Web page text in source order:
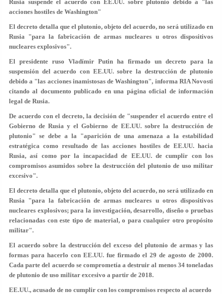
Rusia suspende el acuerdo con EE.UU. sobre plutonio debido a "las
acciones hostiles de Washington"
El decreto detalla que el plutonio, objeto del acuerdo, no será utilizado en
Rusia "para la fabricación de armas nucleares u otros dispositivos
nucleares explosivos".
El presidente ruso Vladímir Putin ha firmado un decreto para la
suspensión del acuerdo con EE.UU. sobre la destrucción de plutonio
debido a "las acciones inamistosas de Washington", informa RIA Novosti
citando al documento publicado en una página oficial de información
legal de Rusia.
De acuerdo con el decreto, la decisión de "suspender el acuerdo entre el
Gobierno de Rusia y el Gobierno de EE.UU. sobre la destrucción de
plutonio" se debe a la "aparición de una amenaza a la estabilidad
estratégica como resultado de las acciones hostiles de EE.UU. hacia
Rusia, así como por la incapacidad de EE.UU. de cumplir con los
compromisos asumidos sobre la destrucción del plutonio de uso militar
excesivo".
El decreto detalla que el plutonio, objeto del acuerdo, no será utilizado en
Rusia "para la fabricación de armas nucleares u otros dispositivos
nucleares explosivos; para la investigación, desarrollo, diseño o pruebas
relacionadas con este tipo de material, o para cualquier otro propósito
militar".
El acuerdo sobre la destrucción del exceso del plutonio de armas y las
formas para hacerlo con EE.UU. fue firmado el 29 de agosto de 2000.
Cada parte del acuerdo se comprometía a destruir al menos 34 toneladas
de plutonio de uso militar excesivo a partir de 2018.
EE.UU., acusado de no cumplir con los compromisos respecto al acuerdo